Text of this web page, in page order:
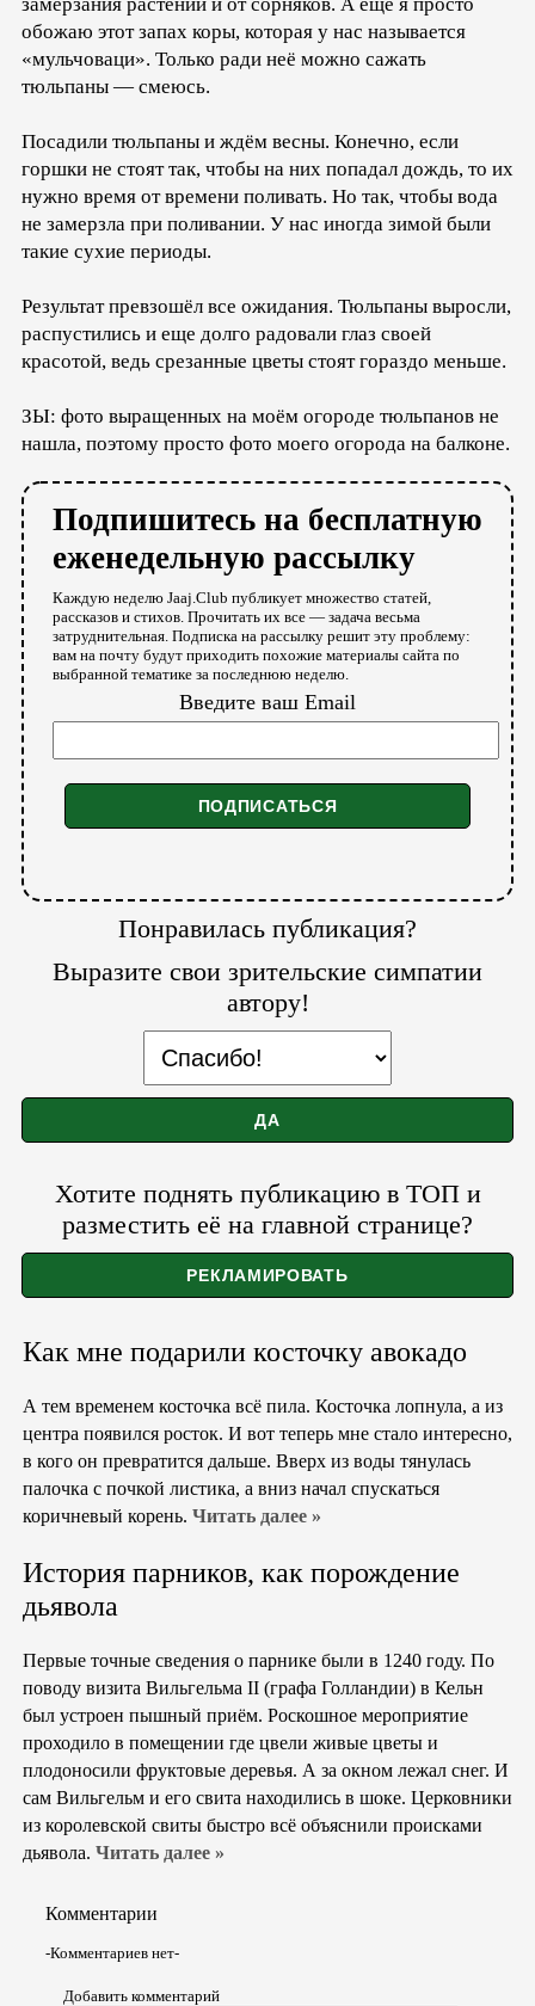
обожаю этот запах коры, которая у нас называется
«мульчоваци». Только ради неё можно сажать
тюльпаны — смеюсь.
Посадили тюльпаны и ждём весны. Конечно, если
горшки не стоят так, чтобы на них попадал дождь, то их
нужно время от времени поливать. Но так, чтобы вода
не замерзла при поливании. У нас иногда зимой были
такие сухие периоды.
Результат превзошёл все ожидания. Тюльпаны выросли,
распустились и еще долго радовали глаз своей
красотой, ведь срезанные цветы стоят гораздо меньше.
ЗЫ: фото выращенных на моём огороде тюльпанов не
нашла, поэтому просто фото моего огорода на балконе.
Подпишитесь на бесплатную
еженедельную рассылку
Каждую неделю Jaaj.Club публикует множество статей,
рассказов и стихов. Прочитать их все — задача весьма
затруднительная. Подписка на рассылку решит эту проблему:
вам на почту будут приходить похожие материалы сайта по
выбранной тематике за последнюю неделю.
Введите ваш Email
Понравилась публикация?
Выразите свои зрительские симпатии
автору!
Хотите поднять публикацию в ТОП и
разместить её на главной странице?
Как мне подарили косточку авокадо
А тем временем косточка всё пила. Косточка лопнула, а из
центра появился росток. И вот теперь мне стало интересно,
в кого он превратится дальше. Вверх из воды тянулась
палочка с почкой листика, а вниз начал спускаться
коричневый корень. Читать далее »
История парников, как порождение
дьявола
Первые точные сведения о парнике были в 1240 году. По
поводу визита Вильгельма II (графа Голландии) в Кельн
был устроен пышный приём. Роскошное мероприятие
проходило в помещении где цвели живые цветы и
плодоносили фруктовые деревья. А за окном лежал снег. И
сам Вильгельм и его свита находились в шоке. Церковники
из королевской свиты быстро всё объяснили происками
дьявола. Читать далее »
Комментарии
-Комментариев нет-
Добавить комментарий